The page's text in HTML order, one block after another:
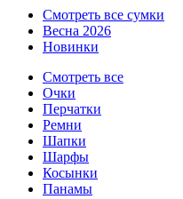
Смотреть все сумки
Весна 2026
Новинки
Смотреть все
Очки
Перчатки
Ремни
Шапки
Шарфы
Косынки
Панамы